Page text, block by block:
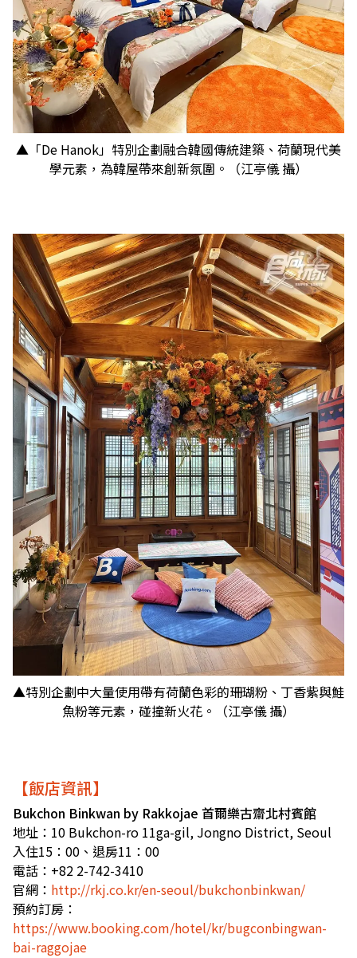
▲「De Hanok」特別企劃融合韓國傳統建築、荷蘭現代美
學元素，為韓屋帶來創新氛圍。（江亭儀 攝）
▲特別企劃中大量使用帶有荷蘭色彩的珊瑚粉、丁香紫與鮭
魚粉等元素，碰撞新火花。（江亭儀 攝）
【飯店資訊】
Bukchon Binkwan by Rakkojae 首爾樂古齋北村賓館
地址：10 Bukchon-ro 11ga-gil, Jongno District, Seoul
入住15：00、退房11：00
電話：+82 2-742-3410
官網： http://rkj.co.kr/en-seoul/bukchonbinkwan/
預約訂房：
https://www.booking.com/hotel/kr/bugconbingwan-
bai-raggojae